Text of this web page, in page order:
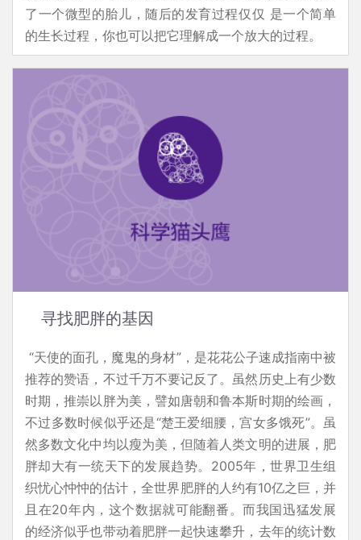
了一个微型的胎儿，随后的发育过程仅仅 是一个简单
的生长过程，你也可以把它理解成一个放大的过程。
寻找肥胖的基因
“天使的面孔，魔鬼的身材”，是花花公子速成指南中被
推荐的赞语，不过千万不要记反了。虽然历史上有少数
时期，推崇以胖为美，譬如唐朝和鲁本斯时期的绘画，
不过多数时候似乎还是“楚王爱细腰，宫女多饿死”。虽
然多数文化中均以瘦为美，但随着人类文明的进展，肥
胖却大有一统天下的发展趋势。2005年，世界卫生组
织忧心忡忡的估计，全世界肥胖的人约有10亿之巨，并
且在20年内，这个数据就可能翻番。而我国迅猛发展
的经济似乎也带动着肥胖一起快速攀升，去年的统计数